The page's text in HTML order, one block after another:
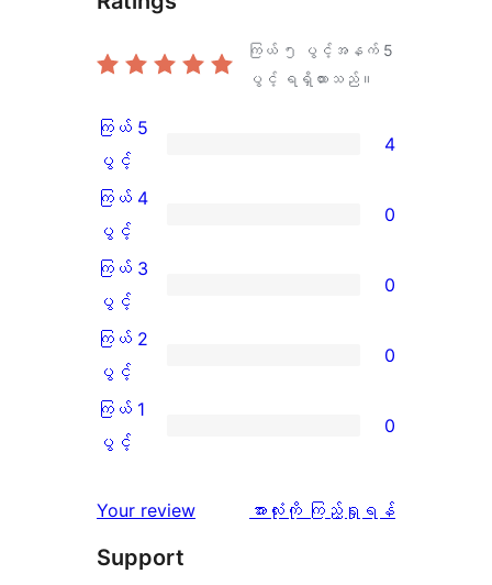
ကြယ် ၅ ပွင့်အနက် 5
ပွင့် ရရှိထားသည်။
ကြယ်
5
ပွင့်
အဆင့်
သုံးသပ်
ကြယ် 5
ပွင့်
4
ကြယ်
4
ပွင့်
အဆင့်
သုံးသပ်
ကြယ် 4
ပွင့်
0
ကြယ်
3
ပွင့်
အဆင့်
သုံးသပ်
ကြယ် 3
ပွင့်
0
ကြယ်
2
ပွင့်
သုံးသပ်
0
ကြယ် 2
ပွင့်
0
ကြယ်
ပွင့်
သုံးသပ်
ကြယ် 1
ပွင့်
0
Your review
သုံးသပ်
အားလုံးကို ကြည့်ရှုရန်
Support